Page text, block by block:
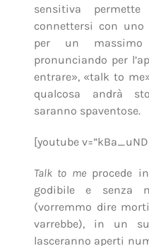
sensitiva
connettersi con uno
per un
pronunciando per
entrare», «talk to
qualcosa andrà
saranno spaventose.
[youtube
Talk to meprocede
godibile e senza
(vorremmo dire
varrebbe), in un
lasceranno aperti